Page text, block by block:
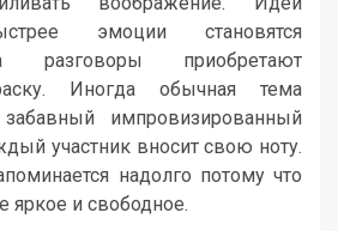
эмоции становятся
разговоры приобретают
Иногда обычная тема
импровизированный
участник вносит свою ноту.
надолго потому что
яркое и свободное.